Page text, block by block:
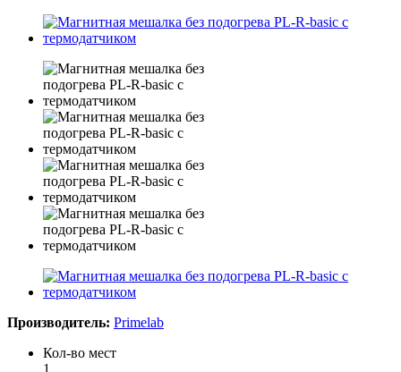
Производитель: Primelab
Кол-во мест
1